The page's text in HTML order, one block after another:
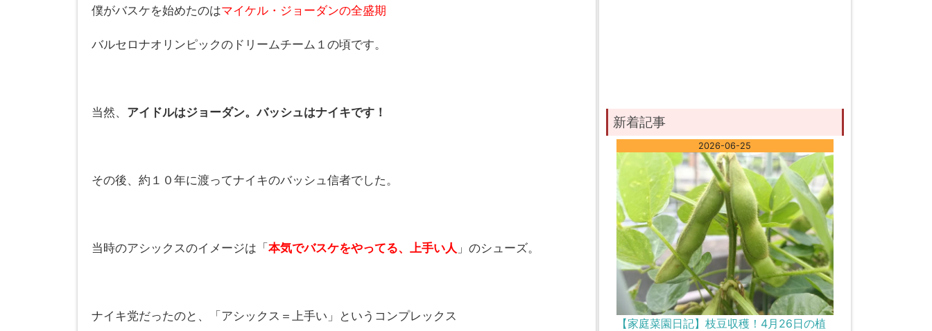
僕がバスケを始めたのはマイケル・ジョーダンの全盛期
バルセロナオリンピックのドリームチーム１の頃です。
当然、 アイドルはジョーダン。バッシュはナイキです！
その後、約１０年に渡ってナイキのバッシュ信者でした。
当時のアシックスのイメージは「 本気でバスケをやってる、上手い人 」のシューズ。
ナイキ党だったのと、「アシックス＝上手い」というコンプレックス
新着記事
2026-06-25
【家庭菜園日記】枝豆収穫！4月26日の植